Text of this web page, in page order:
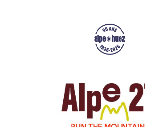
Résultats
Galerie
Infos pratiques